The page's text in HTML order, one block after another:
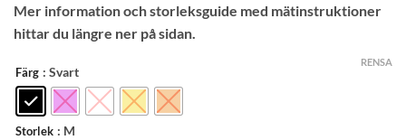
Mer information och storleksguide med mätinstruktioner
hittar du längre ner på sidan.
Färg : Svart
Storlek : M
RENSA